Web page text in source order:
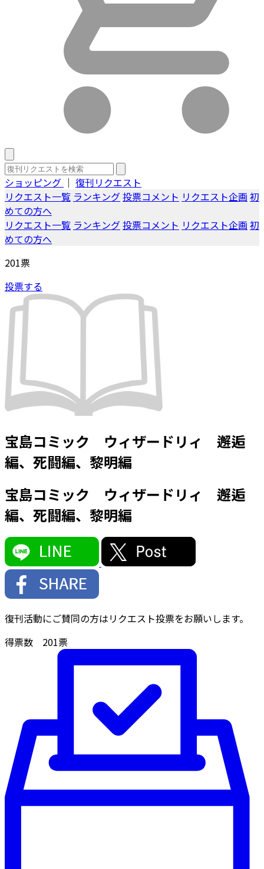
ショッピング ｜ 復刊リクエスト
リクエスト一覧 ランキング投票コメント リクエスト企画 初
めての方へ
リクエスト一覧 ランキング投票コメント リクエスト企画 初
めての方へ
201票
投票する
宝島コミック ウィザードリィ 邂逅
編、死闘編、黎明編
宝島コミック ウィザードリィ 邂逅
編、死闘編、黎明編
復刊活動にご賛同の方はリクエスト投票をお願いします。
得票数 201票